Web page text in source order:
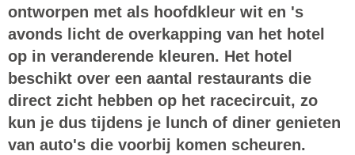
ontworpen met als hoofdkleur wit en 's
avonds licht de overkapping van het hotel
op in veranderende kleuren. Het hotel
beschikt over een aantal restaurants die
direct zicht hebben op het racecircuit, zo
kun je dus tijdens je lunch of diner genieten
van auto's die voorbij komen scheuren.